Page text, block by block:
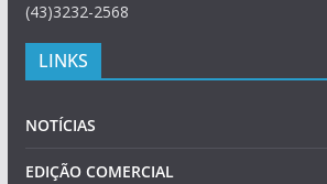
(43)3232-2568
LINKS
NOTÍCIAS
EDIÇÃO COMERCIAL